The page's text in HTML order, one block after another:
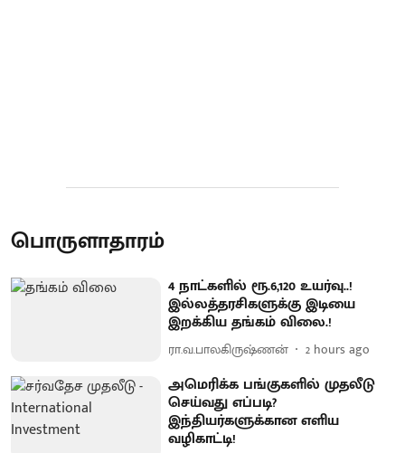
பொருளாதாரம்
4 நாட்களில் ரூ.6,120 உயர்வு..!
இல்லத்தரசிகளுக்கு இடியை
இறக்கிய தங்கம் விலை.!
ரா.வ.பாலகிருஷ்ணன் 2 hours ago
அமெரிக்க பங்குகளில் முதலீடு
செய்வது எப்படி?
இந்தியர்களுக்கான எளிய
வழிகாட்டி!